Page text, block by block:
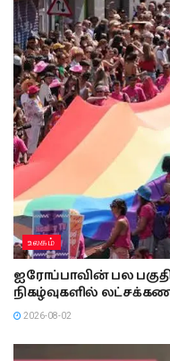
உலகம்
ஐரோப்பாவின் பல
நிகழ்வுகளில்
2026-08-02